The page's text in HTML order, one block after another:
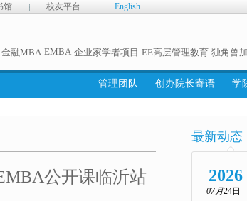
馆 校友平台 English
金融MBA EMBA 企业家学者项目 EE高层管理教育 独角兽
管理团队 创办院长寄语 学
公开课临沂站
最新动态
2026
07月24日